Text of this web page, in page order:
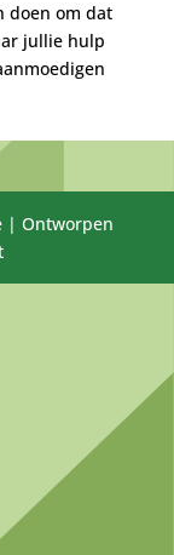
doen om dat
jullie hulp
| Ontworpen